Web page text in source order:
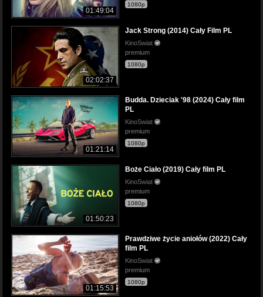
01:49:04
1080p
02:02:37
Jack Strong (2014) Cały Film PL
KinoSwiat
premium
1080p
01:21:14
Budda. Dzieciak '98 (2024) Cały film
PL
KinoSwiat
premium
1080p
01:50:23
Boże Ciało (2019) Cały film PL
KinoSwiat
premium
1080p
01:15:53
Prawdziwe życie aniołów (2022) Cały
film PL
KinoSwiat
premium
1080p